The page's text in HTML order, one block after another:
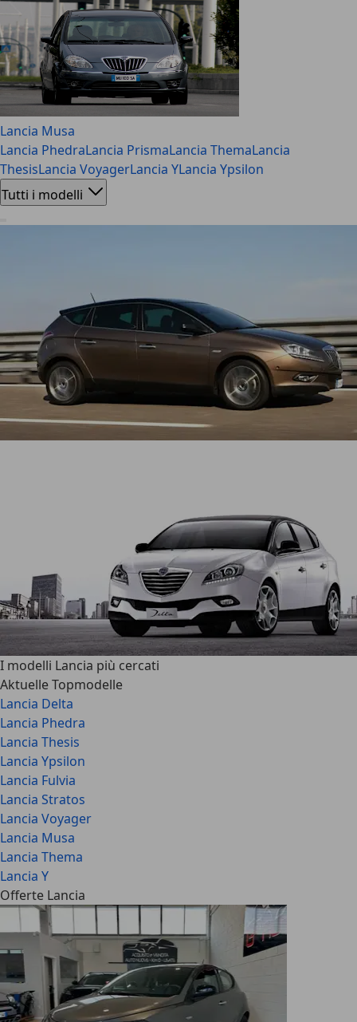
Lancia Musa
Lancia PhedraLancia PrismaLancia ThemaLancia
ThesisLancia VoyagerLancia YLancia Ypsilon
Tutti i modelli
I modelli Lancia più cercati
Aktuelle Topmodelle
Lancia Delta
Lancia Phedra
Lancia Thesis
Lancia Ypsilon
Lancia Fulvia
Lancia Stratos
Lancia Voyager
Lancia Musa
Lancia Thema
Lancia Y
Offerte Lancia